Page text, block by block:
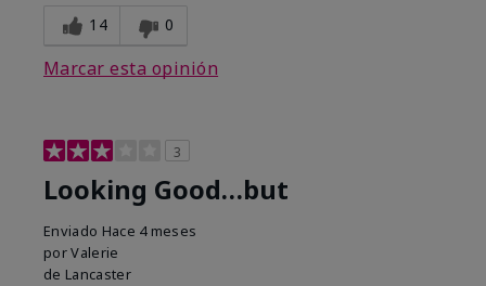
14 0
Marcar esta opinión
3
Looking Good…but
Enviado Hace 4 meses
porValerie
de Lancaster